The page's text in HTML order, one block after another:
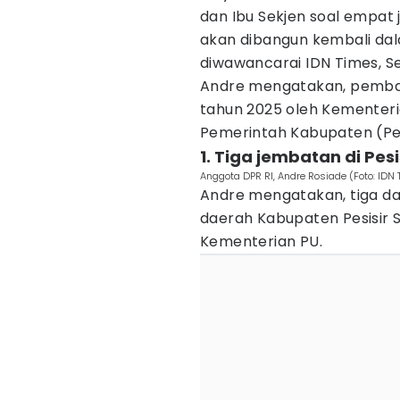
dan Ibu Sekjen soal
akan dibangun kembali
diwawancarai IDN Times,
Andre mengatakan,
tahun 2025 oleh
Pemerintah Kabupaten
1. Tiga jembatan di
Anggota DPR RI, Andre Rosiade (Foto:
Andre mengatakan, tiga
daerah Kabupaten Pesisir
Kementerian PU.